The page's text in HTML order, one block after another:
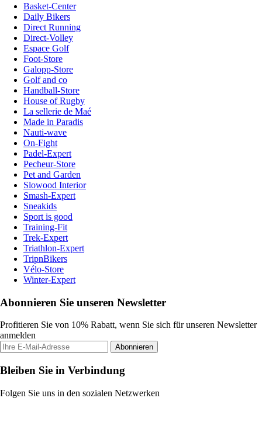
Basket-Center
Daily Bikers
Direct Running
Direct-Volley
Espace Golf
Foot-Store
Galopp-Store
Golf and co
Handball-Store
House of Rugby
La sellerie de Maé
Made in Paradis
Nauti-wave
On-Fight
Padel-Expert
Pecheur-Store
Pet and Garden
Slowood Interior
Smash-Expert
Sneakids
Sport is good
Training-Fit
Trek-Expert
Triathlon-Expert
TripnBikers
Vélo-Store
Winter-Expert
Abonnieren Sie unseren Newsletter
Profitieren Sie von 10% Rabatt, wenn Sie sich für unseren Newsletter
anmelden
Abonnieren
Bleiben Sie in Verbindung
Folgen Sie uns in den sozialen Netzwerken